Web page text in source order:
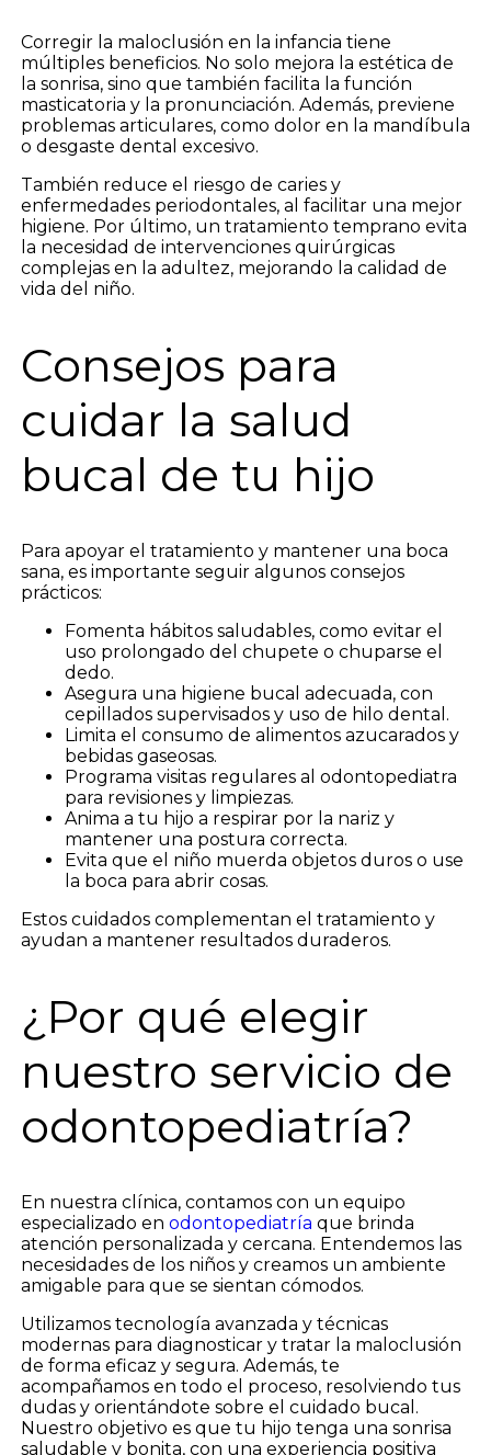
Corregir la maloclusión en la infancia tiene
múltiples beneficios. No solo mejora la estética de
la sonrisa, sino que también facilita la función
masticatoria y la pronunciación. Además, previene
problemas articulares, como dolor en la mandíbula
o desgaste dental excesivo.
También reduce el riesgo de caries y
enfermedades periodontales, al facilitar una mejor
higiene. Por último, un tratamiento temprano evita
la necesidad de intervenciones quirúrgicas
complejas en la adultez, mejorando la calidad de
vida del niño.
Consejos para
cuidar la salud
bucal de tu hijo
Para apoyar el tratamiento y mantener una boca
sana, es importante seguir algunos consejos
prácticos:
Fomenta hábitos saludables, como evitar el
uso prolongado del chupete o chuparse el
dedo.
Asegura una higiene bucal adecuada, con
cepillados supervisados y uso de hilo dental.
Limita el consumo de alimentos azucarados y
bebidas gaseosas.
Programa visitas regulares al odontopediatra
para revisiones y limpiezas.
Anima a tu hijo a respirar por la nariz y
mantener una postura correcta.
Evita que el niño muerda objetos duros o use
la boca para abrir cosas.
Estos cuidados complementan el tratamiento y
ayudan a mantener resultados duraderos.
¿Por qué elegir
nuestro servicio de
odontopediatría?
En nuestra clínica, contamos con un equipo
especializado en odontopediatría que brinda
atención personalizada y cercana. Entendemos las
necesidades de los niños y creamos un ambiente
amigable para que se sientan cómodos.
Utilizamos tecnología avanzada y técnicas
modernas para diagnosticar y tratar la maloclusión
de forma eficaz y segura. Además, te
acompañamos en todo el proceso, resolviendo tus
dudas y orientándote sobre el cuidado bucal.
Nuestro objetivo es que tu hijo tenga una sonrisa
saludable y bonita, con una experiencia positiva